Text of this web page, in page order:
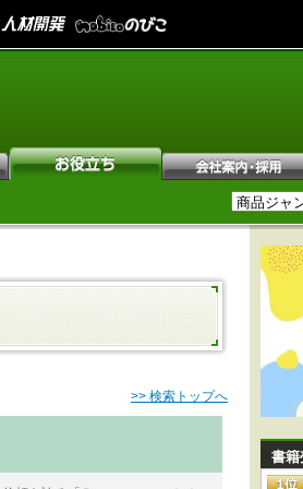
>> 検索トップへ
書籍